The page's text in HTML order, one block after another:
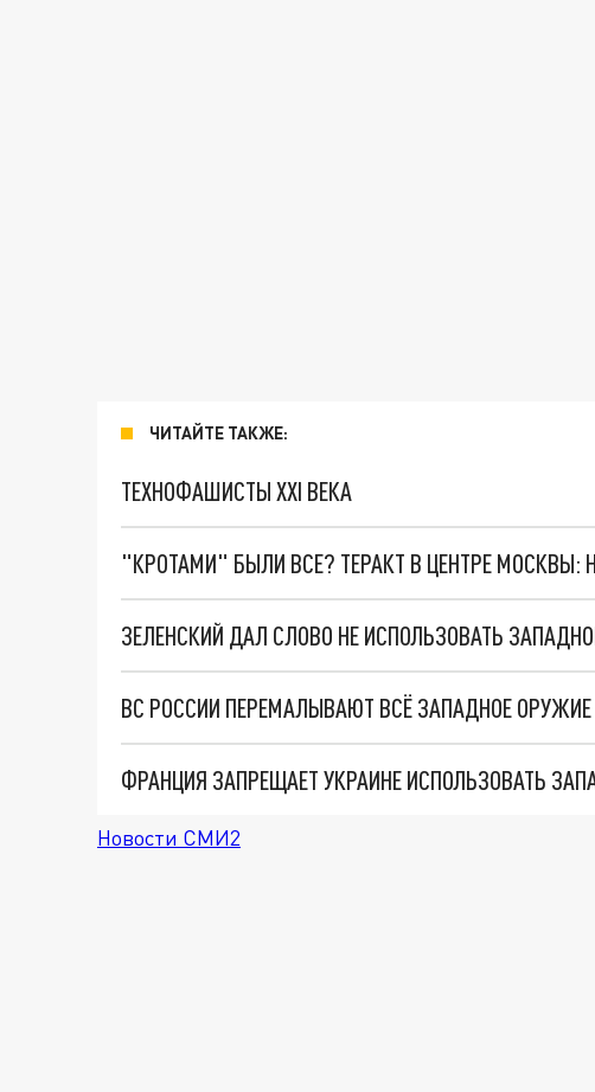
ЧИТАЙТЕ ТАКЖЕ:
ТЕХНОФАШИСТЫ XXI ВЕКА
"КРОТАМИ" БЫЛИ ВСЕ? ТЕРАКТ В ЦЕНТРЕ
ЗЕЛЕНСКИЙ ДАЛ СЛОВО НЕ ИСПОЛЬЗОВАТЬ
ВС РОССИИ ПЕРЕМАЛЫВАЮТ ВСЁ ЗАПАДНОЕ
Новости СМИ2